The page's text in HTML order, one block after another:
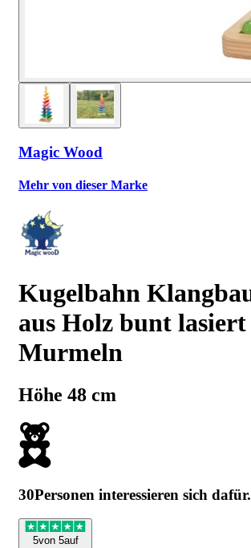
Magic Wood
Mehr von dieser Marke
Kugelbahn
aus Holz bunt lasiert
Murmeln
Höhe 48 cm
30Personen interessieren sich dafür.
5von 5auf